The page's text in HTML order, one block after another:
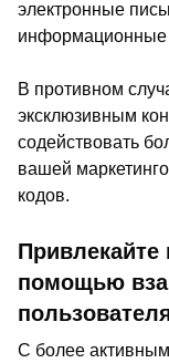
электронные
информационные
В противном
эксклюзивным
содействовать
вашей
кодов.
Привлекайте
помощью
С более